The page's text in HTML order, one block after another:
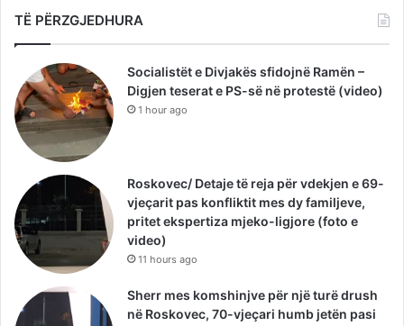
TË PËRZGJEDHURA
Socialistët e Divjakës sfidojnë Ramën –
Digjen teserat e PS-së në protestë (video)
1 hour ago
Roskovec/ Detaje të reja për vdekjen e 69-
vjeçarit pas konfliktit mes dy familjeve,
pritet ekspertiza mjeko-ligjore (foto e
video)
11 hours ago
Sherr mes komshinjve për një turë drush
në Roskovec, 70-vjeçari humb jetën pasi